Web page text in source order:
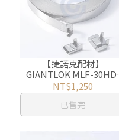
【捷諾克配材】
GIANTLOK MLF-30HD-
1607 不鏽鋼捲帶 白鐵捲帶
30M
NT$1,250
已售完